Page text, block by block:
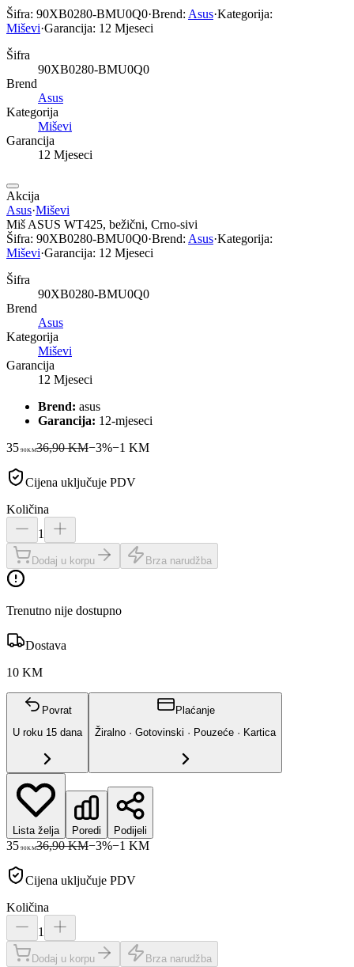
Šifra: 90XB0280-BMU0Q0·Brend: Asus·Kategorija:
Miševi·Garancija: 12 Mjeseci
Šifra
90XB0280-BMU0Q0
Brend
Asus
Kategorija
Miševi
Garancija
12 Mjeseci
Akcija
Asus·Miševi
Miš ASUS WT425, bežični, Crno-sivi
Šifra: 90XB0280-BMU0Q0·Brend: Asus·Kategorija:
Miševi·Garancija: 12 Mjeseci
Šifra
90XB0280-BMU0Q0
Brend
Asus
Kategorija
Miševi
Garancija
12 Mjeseci
Brend: asus
Garancija: 12-mjeseci
35 90KM36,90 KM−3%−1 KM
Cijena uključuje PDV
Količina
1
Dodaj u korpu Brza narudžba
Trenutno nije dostupno
Dostava
10 KM
Povrat
U roku 15 dana
Plaćanje
Žiralno · Gotovinski · Pouzeće · Kartica
Lista želja Poredi Podijeli
35 90KM36,90 KM−3%−1 KM
Cijena uključuje PDV
Količina
1
Dodaj u korpu Brza narudžba